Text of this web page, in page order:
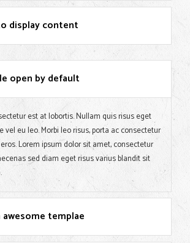
display content
open by default
est at lobortis. Nullam quis risus eget
vel eu leo. Morbi leo risus, porta ac consectetur
Lorem ipsum dolor sit amet, consectetur
sed diam eget risus varius blandit sit
awesome templae